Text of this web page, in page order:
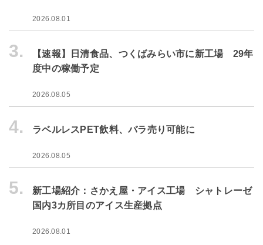
2026.08.01
3.
【速報】日清食品、つくばみらい市に新工場 29年
度中の稼働予定
2026.08.05
4. ラベルレスPET飲料、バラ売り可能に
2026.08.05
5.
新工場紹介：さかえ屋・アイス工場 シャトレーゼ
国内3カ所目のアイス生産拠点
2026.08.01